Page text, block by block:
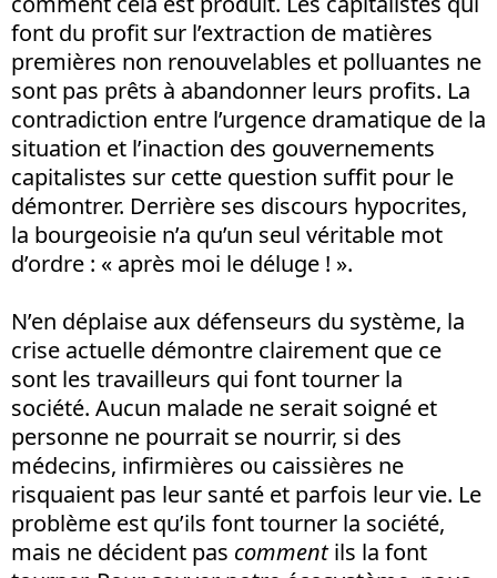
font du profit sur l’extraction de matières
premières non renouvelables et polluantes ne
sont pas prêts à abandonner leurs profits. La
contradiction entre l’urgence dramatique de la
situation et l’inaction des gouvernements
capitalistes sur cette question suffit pour le
démontrer. Derrière ses discours hypocrites,
la bourgeoisie n’a qu’un seul véritable mot
d’ordre : « après moi le déluge ! ».
N’en déplaise aux défenseurs du système, la
crise actuelle démontre clairement que ce
sont les travailleurs qui font tourner la
société. Aucun malade ne serait soigné et
personne ne pourrait se nourrir, si des
médecins, infirmières ou caissières ne
risquaient pas leur santé et parfois leur vie. Le
problème est qu’ils font tourner la société,
mais ne décident pas commentils la font